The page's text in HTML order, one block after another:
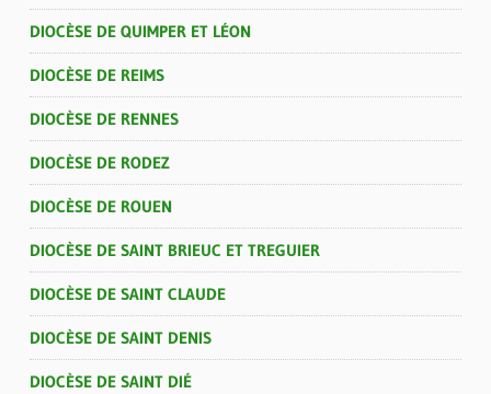
DIOCÈSE DE QUIMPER ET LÉON
DIOCÈSE DE REIMS
DIOCÈSE DE RENNES
DIOCÈSE DE RODEZ
DIOCÈSE DE ROUEN
DIOCÈSE DE SAINT BRIEUC ET TREGUIER
DIOCÈSE DE SAINT CLAUDE
DIOCÈSE DE SAINT DENIS
DIOCÈSE DE SAINT DIÉ